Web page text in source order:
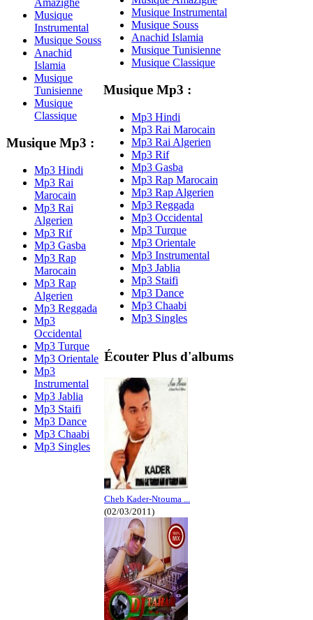
Amazighe
Musique
Instrumental
Musique Souss
Anachid
Islamia
Musique
Tunisienne
Musique
Classique
Musique Mp3 :
Mp3 Hindi
Mp3 Rai
Marocain
Mp3 Rai
Algerien
Mp3 Rif
Mp3 Gasba
Mp3 Rap
Marocain
Mp3 Rap
Algerien
Mp3 Reggada
Mp3
Occidental
Mp3 Turque
Mp3 Orientale
Mp3
Instrumental
Mp3 Jablia
Mp3 Staifi
Mp3 Dance
Mp3 Chaabi
Mp3 Singles
Musique Instrumental
Musique Souss
Anachid Islamia
Musique Tunisienne
Musique Classique
Musique Mp3 :
Mp3 Hindi
Mp3 Rai Marocain
Mp3 Rai Algerien
Mp3 Rif
Mp3 Gasba
Mp3 Rap Marocain
Mp3 Rap Algerien
Mp3 Reggada
Mp3 Occidental
Mp3 Turque
Mp3 Orientale
Mp3 Instrumental
Mp3 Jablia
Mp3 Staifi
Mp3 Dance
Mp3 Chaabi
Mp3 Singles
Écouter Plus d'albums
Cheb Kader-Ntouma ...
(02/03/2011)